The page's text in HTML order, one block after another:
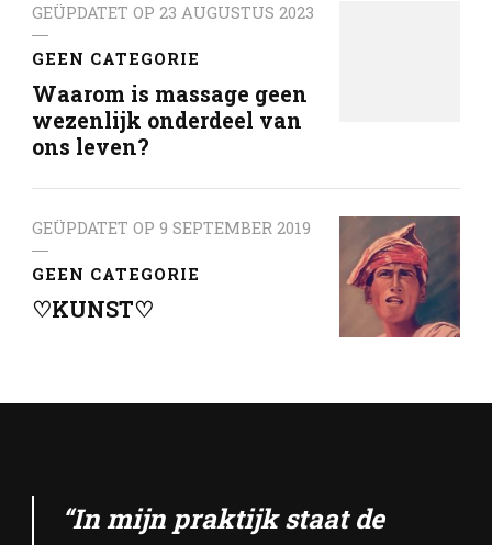
GEÜPDATET OP 23 AUGUSTUS 2023
GEEN CATEGORIE
Waarom is massage geen
wezenlijk onderdeel van
ons leven?
GEÜPDATET OP 9 SEPTEMBER 2019
GEEN CATEGORIE
♡KUNST♡
“In mijn praktijk staat de